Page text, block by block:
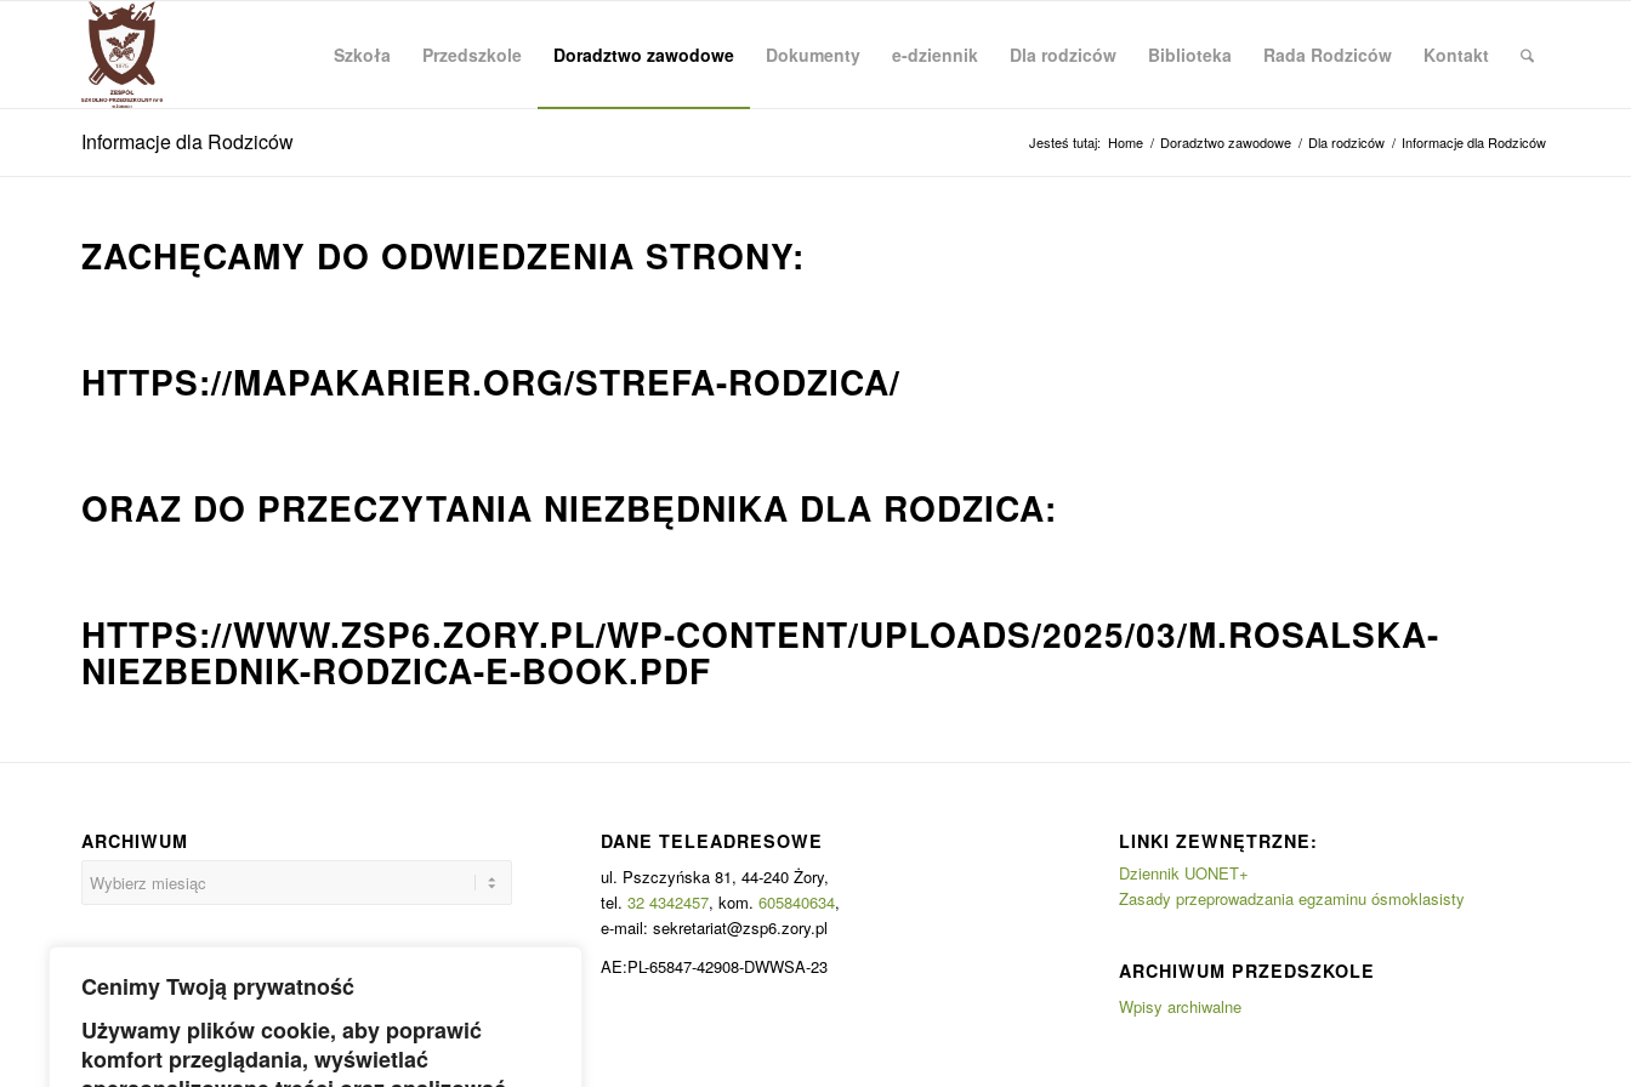
Cenimy Twoją prywatność
Używamy plików cookie, aby poprawić
komfort przeglądania, wyświetlać
Szkoła Przedszkole Doradztwo zawodowe Dokumenty e-dziennik Dla rodziców Biblioteka Rada Rodziców Kontakt
Informacje dla Rodziców Jesteś tutaj: Home / Doradztwo zawodowe / Dla rodziców / Informacje dla Rodziców
ZACHĘCAMY DO ODWIEDZENIA STRONY:
HTTPS://MAPAKARIER.ORG/STREFA-RODZICA/
ORAZ DO PRZECZYTANIA NIEZBĘDNIKA DLA RODZICA:
HTTPS://WWW.ZSP6.ZORY.PL/WP-CONTENT/UPLOADS/2025/03/M.ROSALSKA-
NIEZBEDNIK-RODZICA-E-BOOK.PDF
ARCHIWUM DANE TELEADRESOWE
ul. Pszczyńska 81, 44-240 Żory,
tel. 32 4342457, kom. 605840634,
e-mail: sekretariat@zsp6.zory.pl
AE:PL-65847-42908-DWWSA-23
LINKI ZEWNĘTRZNE:
Dziennik UONET+
Zasady przeprowadzania egzaminu ósmoklasisty
ARCHIWUM PRZEDSZKOLE
Wpisy archiwalne